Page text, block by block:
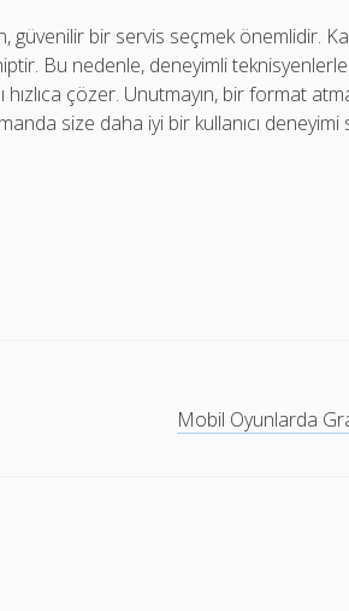
güvenilir bir servis seçmek önemlidir.
Bu nedenle, deneyimli teknisyenlerle
çözer. Unutmayın, bir format
size daha iyi bir kullanıcı deneyimi
Mobil Oyunlarda